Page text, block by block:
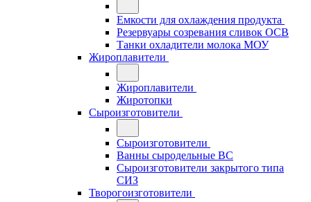
Емкости для охлаждения продукта
Резервуары созревания сливок ОСВ
Танки охладители молока МОУ
Жироплавители
Жироплавители
Жиротопки
Сыроизготовители
Сыроизготовители
Ванны сыродельные ВС
Сыроизготовители закрытого типа
СИЗ
Творогоизготовители